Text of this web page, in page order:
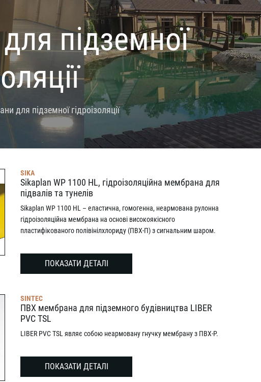
підземної
для підземної гідроізоляції
SIKA
Sikaplan WP 1100 HL, гідроізоляційна мембрана для
підвалів та тунелів
Sikaplan WP 1100 HL – еластична, гомогенна, неармована рулонна
гідроізоляційна мембрана на основі високоякісного
пластифікованого полівінілхлориду (ПВХ-П) з сигнальним шаром.
ПОКАЗАТИ ДЕТАЛІ
SINTEC
ПВХ мембрана для підземного будівництва LIBER
PVC TSL
LIBER PVC TSL являє собою неармовану гнучку мембрану з ПВХ-Р.
ПОКАЗАТИ ДЕТАЛІ